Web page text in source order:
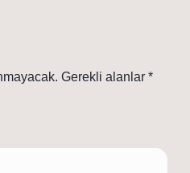
Gerekli alanlar *